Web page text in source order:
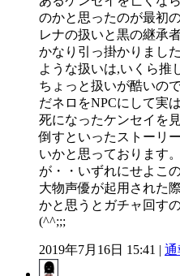
のかと思ったのが最初
レナの扱いと黒の継承
かなり引っ掛かりまし
ような扱いは,いくら推
ちょっと扱いが酷いの
だネロをNPCにして実
死になったケンセイを
倒すといったストーリ
いかと思っております
が・・いずれにせよこ
大物声優が起用された
かと思うとガチャ回す
(^^;;;
2019年7月16日 15:41 | 通